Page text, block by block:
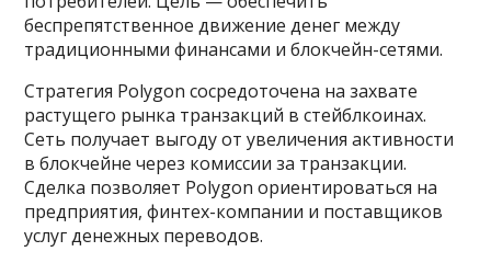
беспрепятственное движение денег между
традиционными финансами и блокчейн-сетями.
Стратегия Polygon сосредоточена на захвате
растущего рынка транзакций в стейблкоинах.
Сеть получает выгоду от увеличения активности
в блокчейне через комиссии за транзакции.
Сделка позволяет Polygon ориентироваться на
предприятия, финтех-компании и поставщиков
услуг денежных переводов.